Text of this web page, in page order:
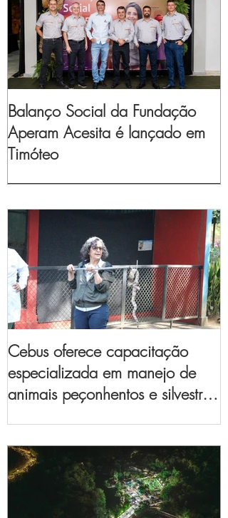
Balanço Social da Fundação
Aperam Acesita é lançado em
Timóteo
Cebus oferece capacitação
especializada em manejo de
animais peçonhentos e silvestres